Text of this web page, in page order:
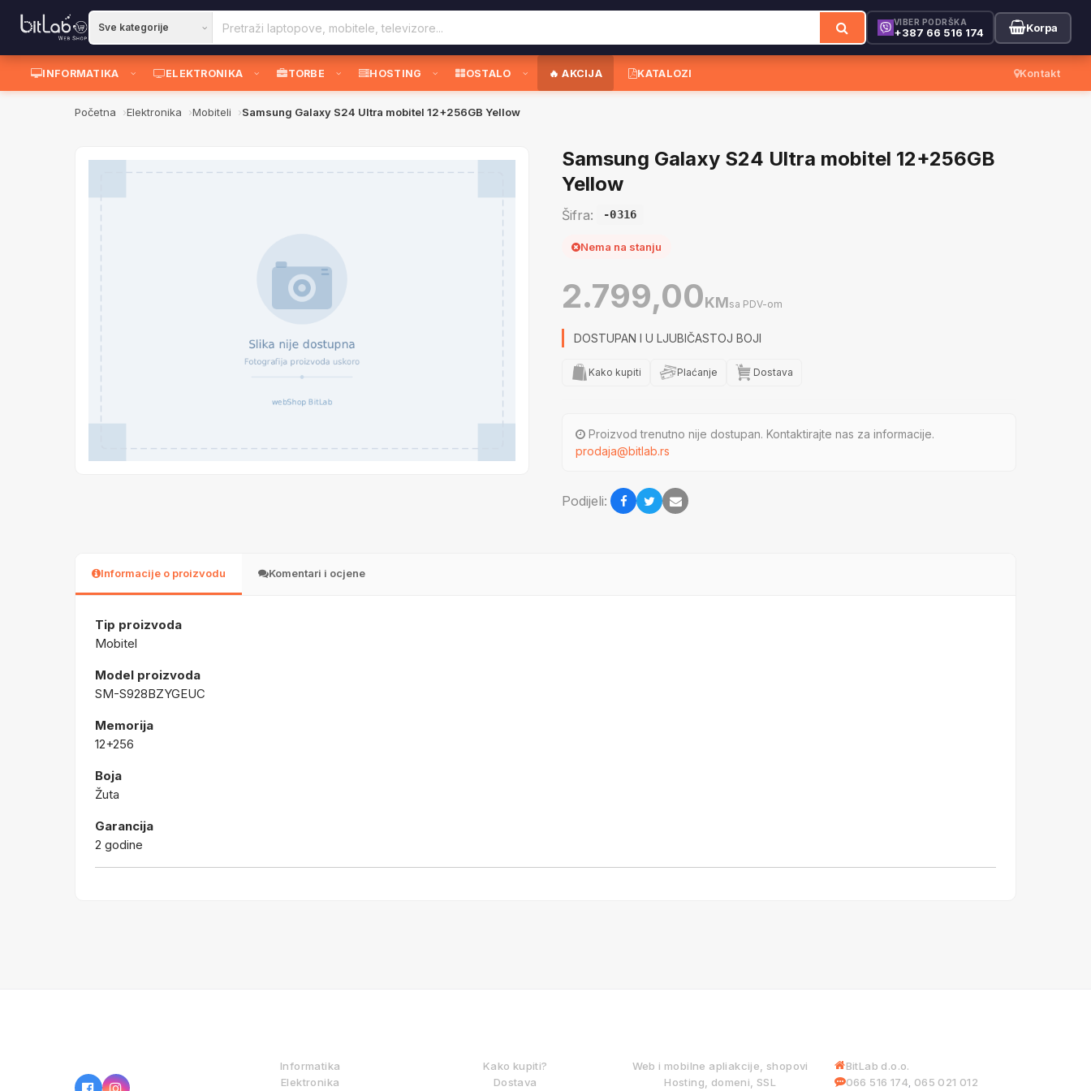
VIBER PODRŠKA
+387 66 516 174 Korpa
INFORMATIKA ELEKTRONIKA TORBE HOSTING OSTALO 🔥 AKCIJA KATALOZI Kontakt
Početna Elektronika Mobiteli Samsung Galaxy S24 Ultra mobitel 12+256GB Yellow
Samsung Galaxy S24 Ultra mobitel 12+256GB
Yellow
Šifra: -0316
Nema na stanju
2.799,00KMsa PDV-om
DOSTUPAN I U LJUBIČASTOJ BOJI
Kako kupiti Plaćanje Dostava
Proizvod trenutno nije dostupan. Kontaktirajte nas za informacije.
prodaja@bitlab.rs
Podijeli:
Informacije o proizvodu Komentari i ocjene
Tip proizvoda
Mobitel
Model proizvoda
SM-S928BZYGEUC
Memorija
12+256
Boja
Žuta
Garancija
2 godine
Informatika
Elektronika
Kako kupiti?
Dostava
Web i mobilne apliakcije, shopovi
Hosting, domeni, SSL
BitLab d.o.o.
066 516 174, 065 021 012